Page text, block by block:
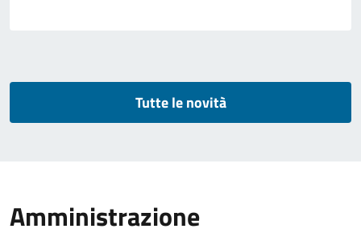
Tutte le novità
Amministrazione